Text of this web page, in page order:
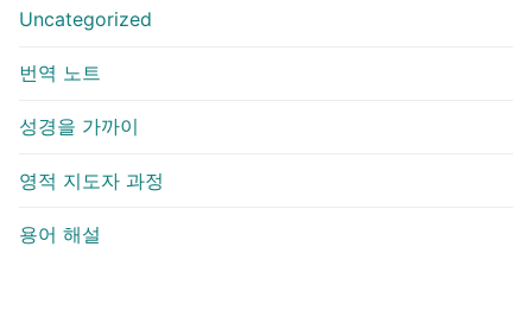
Uncategorized
번역 노트
성경을 가까이
영적 지도자 과정
용어 해설